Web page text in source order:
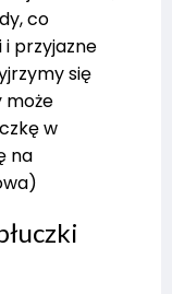
co
i przyjazne
się
może
w
na